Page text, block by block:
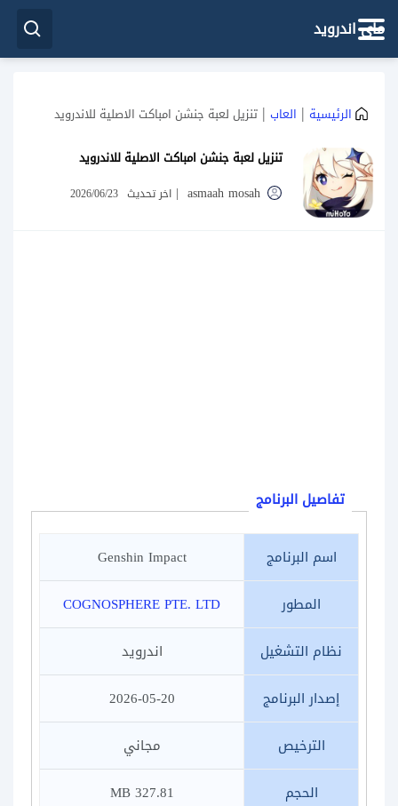
ماي اندرويد
الرئيسية | العاب | تنزيل لعبة جنشن امباكت الاصلية للاندرويد
تنزيل لعبة جنشن امباكت الاصلية للاندرويد
asmaah mosah
| اخر تحديث 2026/06/23
تفاصيل البرنامج
اسم البرنامج
Genshin Impact
المطور
COGNOSPHERE PTE. LTD‏
نظام التشغيل
اندرويد
إصدار البرنامج
2026-05-20
الترخيص
مجاني
الحجم
327.81 MB